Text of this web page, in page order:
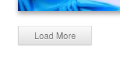
Load More